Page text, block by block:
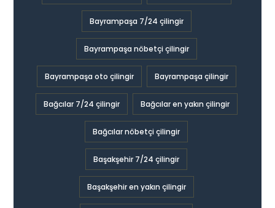
Bayrampaşa 7/24 çilingir
Bayrampaşa nöbetçi çilingir
Bayrampaşa oto çilingir Bayrampaşa çilingir
Bağcılar 7/24 çilingir Bağcılar en yakın çilingir
Bağcılar nöbetçi çilingir
Başakşehir 7/24 çilingir
Başakşehir en yakın çilingir